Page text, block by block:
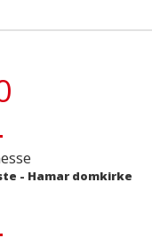
- Hamar domkirke